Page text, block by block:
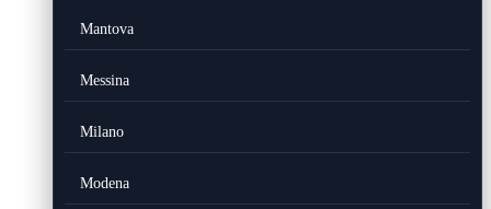
Mantova
Messina
Milano
Modena